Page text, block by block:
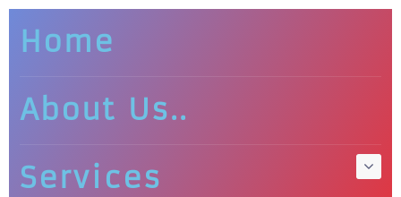
Home
About Us..
Services